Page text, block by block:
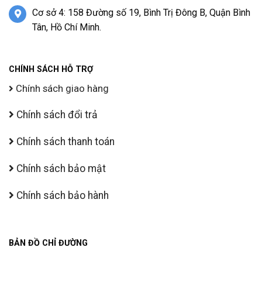
Cơ sở 4: 158 Đường số 19, Bình Trị Đông B, Quận Bình
Tân, Hồ Chí Minh.
CHÍNH SÁCH HỖ TRỢ
Chính sách giao hàng
Chính sách đổi trả
Chính sách thanh toán
Chính sách bảo mật
Chính sách bảo hành
BẢN ĐỒ CHỈ ĐƯỜNG